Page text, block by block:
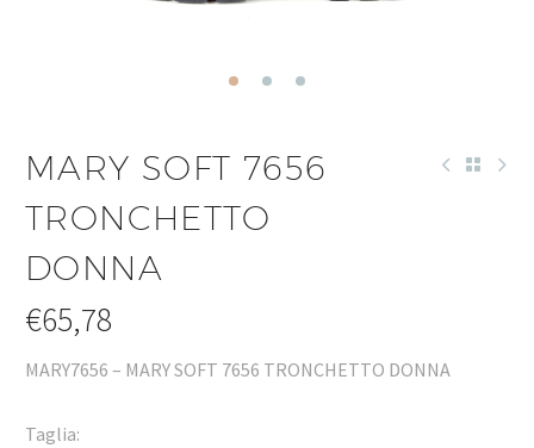
MARY SOFT 7656
TRONCHETTO
DONNA
€65,78
MARY7656 – MARY SOFT 7656 TRONCHETTO DONNA
Taglia